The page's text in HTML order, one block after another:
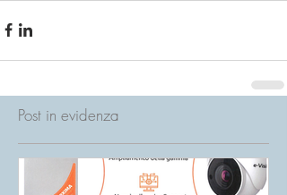
Post in evidenza